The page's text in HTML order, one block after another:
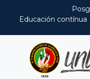
Educación contínua